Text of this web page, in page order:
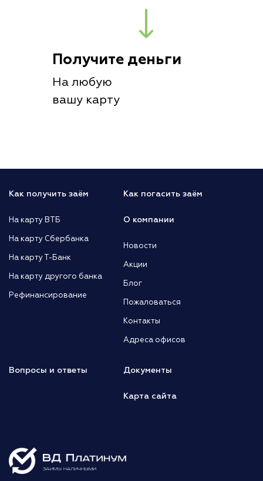
Получите деньги
На любую
вашу карту
Как получить заём
На карту ВТБ
На карту Сбербанка
На карту Т-Банк
На карту другого банка
Рефинансирование
Как погасить заём
О компании
Новости
Акции
Блог
Пожаловаться
Контакты
Адреса офисов
Вопросы и ответы Документы
Карта сайта